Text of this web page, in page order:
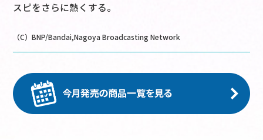
スピをさらに熱くする。
（C）BNP/Bandai,Nagoya Broadcasting Network